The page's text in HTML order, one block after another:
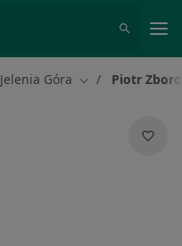
Jelenia Góra Zmień miasto
Piotr